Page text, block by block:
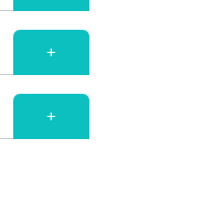
+
+